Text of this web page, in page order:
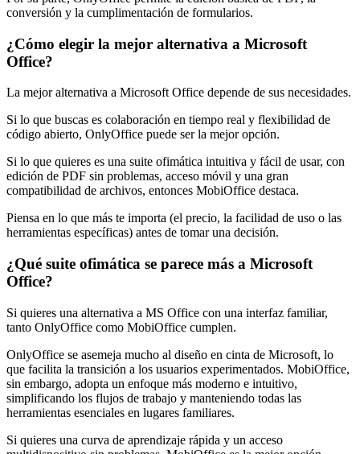
conversión y la cumplimentación de formularios.
¿Cómo elegir la mejor alternativa a Microsoft
Office?
La mejor alternativa a Microsoft Office depende de sus necesidades.
Si lo que buscas es colaboración en tiempo real y flexibilidad de
código abierto, OnlyOffice puede ser la mejor opción.
Si lo que quieres es una suite ofimática intuitiva y fácil de usar, con
edición de PDF sin problemas, acceso móvil y una gran
compatibilidad de archivos, entonces MobiOffice destaca.
Piensa en lo que más te importa (el precio, la facilidad de uso o las
herramientas específicas) antes de tomar una decisión.
¿Qué suite ofimática se parece más a Microsoft
Office?
Si quieres una alternativa a MS Office con una interfaz familiar,
tanto OnlyOffice como MobiOffice cumplen.
OnlyOffice se asemeja mucho al diseño en cinta de Microsoft, lo
que facilita la transición a los usuarios experimentados. MobiOffice,
sin embargo, adopta un enfoque más moderno e intuitivo,
simplificando los flujos de trabajo y manteniendo todas las
herramientas esenciales en lugares familiares.
Si quieres una curva de aprendizaje rápida y un acceso